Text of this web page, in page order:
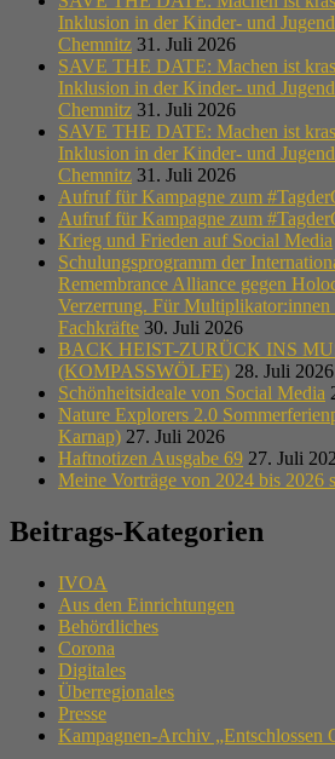
Inklusion in der Kinder- und
Chemnitz 31. Juli 2026
SAVE THE DATE: Machen ist
Inklusion in der Kinder- und
Chemnitz 31. Juli 2026
SAVE THE DATE: Machen ist
Inklusion in der Kinder- und
Chemnitz 31. Juli 2026
Aufruf für Kampagne zum
Aufruf für Kampagne zum
Krieg und Frieden auf Social Media
Schulungsprogramm der
Remembrance Alliance gegen
Verzerrung. Für Multiplikator:innen
Fachkräfte 30. Juli 2026
BACK HEIST-ZURÜCK INS
(KOMPASSWÖLFE) 28. Juli 2026
Schönheitsideale von Social Media
Nature Explorers 2.0
Karnap) 27. Juli 2026
Haftnotizen Ausgabe 69 27. Juli
Meine Vorträge von 2024 bis 2026
Beitrags-Kategorien
IVOA
Aus den Einrichtungen
Behördliches
Corona
Digitales
Überregionales
Presse
Kampagnen-Archiv